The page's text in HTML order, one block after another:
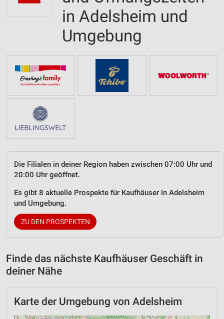
in Adelsheim und
Umgebung
Die Filialen in deiner Region haben zwischen 07:00 Uhr und
20:00 Uhr geöffnet.
Es gibt 8 aktuelle Prospekte für Kaufhäuser in Adelsheim
und Umgebung.
ZU DEN PROSPEKTEN
Finde das nächste Kaufhäuser Geschäft in
deiner Nähe
Karte der Umgebung von Adelsheim